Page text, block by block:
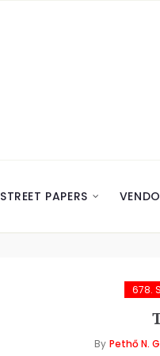
STREET PAPERS
678.
By Pethő N.